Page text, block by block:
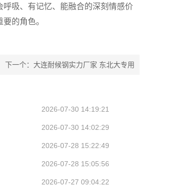
吸、有记忆、能融合的深刻情感价
的角色。
下一个：大连耐候钢实力厂家 东北大专用
2026-07-30 14:19:21
2026-07-30 14:02:29
2026-07-28 15:22:49
2026-07-28 15:05:56
2026-07-27 09:04:22